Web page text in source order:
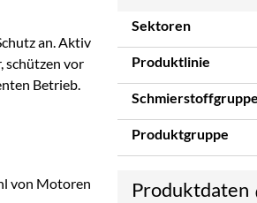
an. Aktiv
schützen vor
Betrieb.
von Motoren
Sektoren
Produktlinie
Schmierstoffgruppe
Produktgruppe
Produktdaten